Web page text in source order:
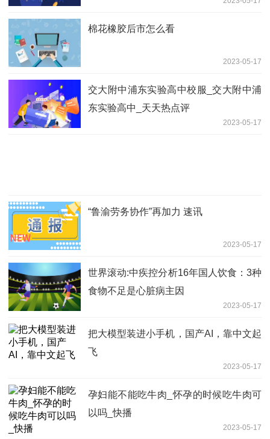
棉花橡胶后市怎么看
2023-05-17
交大附中浦东实验高中校服_交大附中浦
东实验高中_天天热点评
2023-05-17
“鲁渝劳务协作”再加力 速讯
2023-05-17
世界滚动:中疾控分析16年国人饮食：3种
食物不足是心脏病主因
2023-05-17
把大模型装进小手机，国产AI，靠中文起
飞
2023-05-17
孕妇能不能吃牛肉_怀孕的时候吃牛肉可
以吗_快播
2023-05-17